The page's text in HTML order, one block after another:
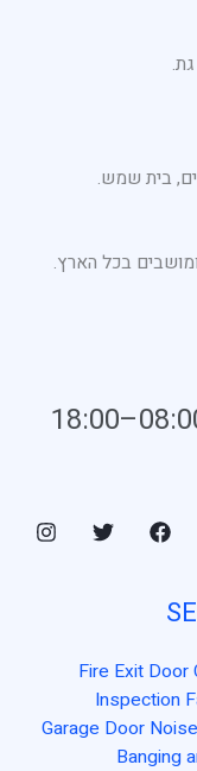
בית שמש.
ומושבים בכל הארץ.
Fire Exit Door
Inspection
Garage Door
Banging